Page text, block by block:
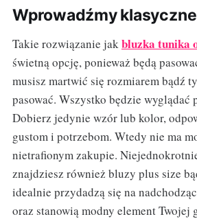
Wprowadźmy
Takie rozwiązanie jakbluzka tunika
świetną opcję, ponieważ będą
musisz martwić się rozmiarem bądź
pasować. Wszystko będzie wyglądać
Dobierz jedynie wzór lub kolor,
gustom i potrzebom. Wtedy nie ma
nietrafionym zakupie.
znajdziesz również bluzy plus size
idealnie przydadzą się na
oraz stanowią modny element Twojej